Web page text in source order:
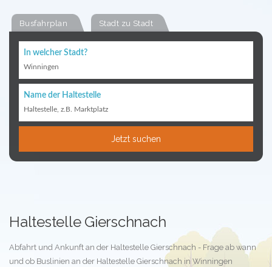
Busfahrplan Stadt zu Stadt
In welcher Stadt?
Winningen
Name der Haltestelle
Haltestelle, z.B. Marktplatz
Jetzt suchen
Haltestelle Gierschnach
Abfahrt und Ankunft an der Haltestelle Gierschnach - Frage ab wann
und ob Buslinien an der Haltestelle Gierschnach in Winningen